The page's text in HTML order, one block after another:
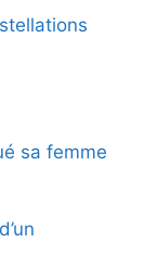
sa femme